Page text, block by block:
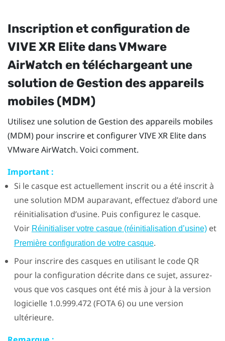
Inscription et configuration de
VIVE XR Elite dansVMware
AirWatch en téléchargeant une
solution de Gestion des appareils
mobiles (MDM)
Utilisez une solution de Gestion des appareils mobiles
(MDM) pour inscrire et configurerVIVE XR Elitedans
VMware AirWatch. Voici comment.
Important :
Si le casque est actuellement inscrit ou a été inscrit à
une solution MDM auparavant, effectuez d’abord une
réinitialisation d’usine. Puis configurez le casque.
Voir Réinitialiser votre casque (réinitialisation d’usine)et
Première configuration de votre casque.
Pour inscrire des casques en utilisant le code QR
pour la configuration décrite dans ce sujet, assurez-
vous que vos casques ont été mis à jour à la version
logicielle 1.0.999.472 (FOTA 6) ou une version
ultérieure.